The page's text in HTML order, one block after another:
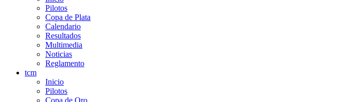
Pilotos
Copa de Plata
Calendario
Resultados
Multimedia
Noticias
Reglamento
tcm
Inicio
Pilotos
Copa de Oro